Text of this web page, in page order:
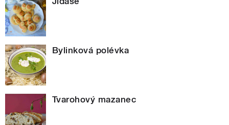
Bylinková polévka
Tvarohový mazanec